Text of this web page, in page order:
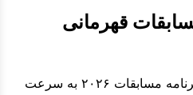
قهرمانی
خارج از مسابقات قهرمانی، برنامه مسابقات ۲۰۲۶ به سرعت